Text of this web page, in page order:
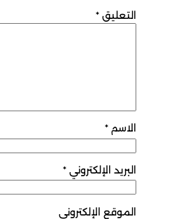
التعليق *
الاسم *
البريد الإلكتروني *
الموقع الإلكتروني